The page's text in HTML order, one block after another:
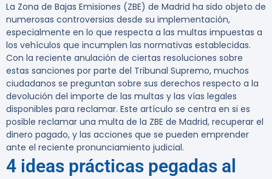
La Zona de Bajas Emisiones (ZBE) de Madrid ha sido objeto de
numerosas controversias desde su implementación,
especialmente en lo que respecta a las multas impuestas a
los vehículos que incumplen las normativas establecidas.
Con la reciente anulación de ciertas resoluciones sobre
estas sanciones por parte del Tribunal Supremo, muchos
ciudadanos se preguntan sobre sus derechos respecto a la
devolución del importe de las multas y las vías legales
disponibles para reclamar. Este artículo se centra en si es
posible reclamar una multa de la ZBE de Madrid, recuperar el
dinero pagado, y las acciones que se pueden emprender
ante el reciente pronunciamiento judicial.
4 ideas prácticas pegadas al